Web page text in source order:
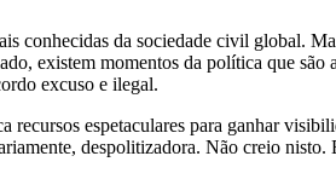
conhecidas da sociedade civil global.
existem momentos da política que são
excuso e ilegal.
espetaculares para ganhar
despolitizadora. Não creio